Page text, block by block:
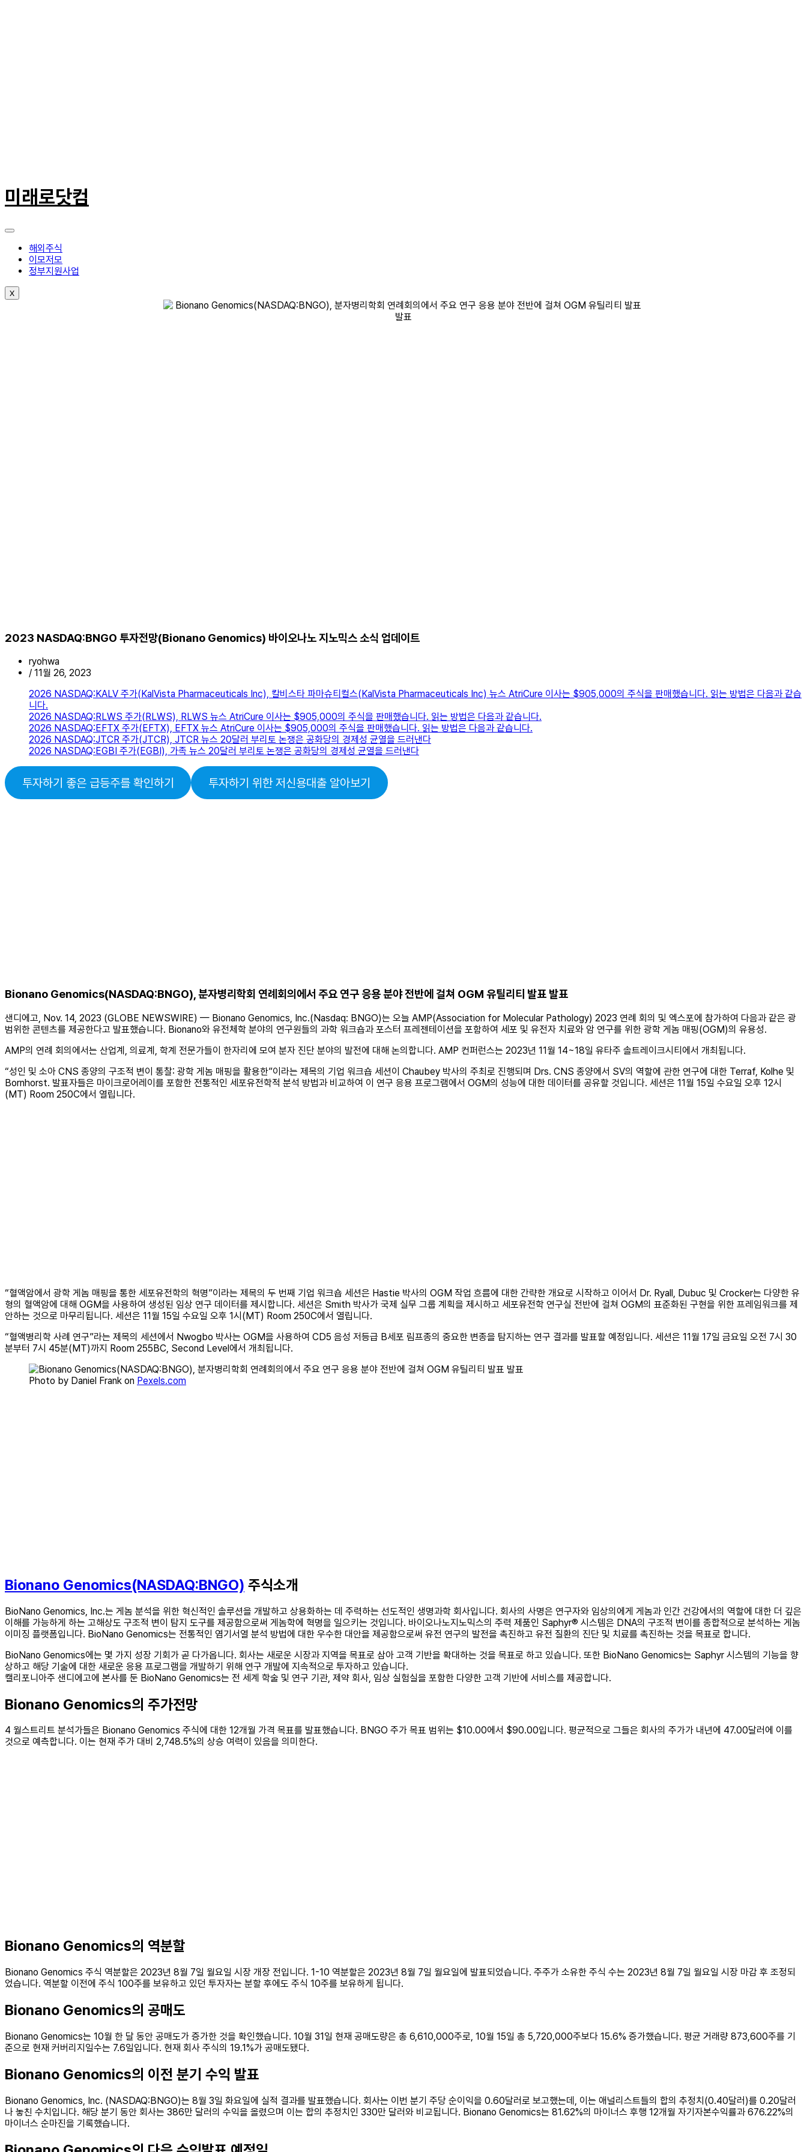
텐
츠
너
미래로닷컴
해외주식
이모저모
정부지원사업
X
2023 NASDAQ:BNGO 투자전망(Bionano Genomics) 바이오나노 지노믹스 소식 업데이트
ryohwa
/ 11월 26, 2023
2026 NASDAQ:KALV 주가(KalVista Pharmaceuticals Inc), 칼비스타 파마슈티컬스(KalVista Pharmaceuticals Inc) 뉴스 AtriCure 이사는 $905,000의 주식을 판매했습니다. 읽는 방법은 다음과 같습
니다.
2026 NASDAQ:RLWS 주가(RLWS), RLWS 뉴스 AtriCure 이사는 $905,000의 주식을 판매했습니다. 읽는 방법은 다음과 같습니다.
2026 NASDAQ:EFTX 주가(EFTX), EFTX 뉴스 AtriCure 이사는 $905,000의 주식을 판매했습니다. 읽는 방법은 다음과 같습니다.
2026 NASDAQ:JTCR 주가(JTCR), JTCR 뉴스 20달러 부리토 논쟁은 공화당의 경제성 균열을 드러낸다
2026 NASDAQ:EGBI 주가(EGBI), 가족 뉴스 20달러 부리토 논쟁은 공화당의 경제성 균열을 드러낸다
투자하기 좋은 급등주를 확인하기 투자하기 위한 저신용대출 알아보기
Bionano Genomics(NASDAQ:BNGO), 분자병리학회 연례회의에서 주요 연구 응용 분야 전반에 걸쳐 OGM 유틸리티 발표 발표
샌디에고, Nov. 14, 2023 (GLOBE NEWSWIRE) — Bionano Genomics, Inc.(Nasdaq: BNGO)는 오늘 AMP(Association for Molecular Pathology) 2023 연례 회의 및 엑스포에 참가하여 다음과 같은 광
범위한 콘텐츠를 제공한다고 발표했습니다. Bionano와 유전체학 분야의 연구원들의 과학 워크숍과 포스터 프레젠테이션을 포함하여 세포 및 유전자 치료와 암 연구를 위한 광학 게놈 매핑(OGM)의 유용성.
AMP의 연례 회의에서는 산업계, 의료계, 학계 전문가들이 한자리에 모여 분자 진단 분야의 발전에 대해 논의합니다. AMP 컨퍼런스는 2023년 11월 14~18일 유타주 솔트레이크시티에서 개최됩니다.
“성인 및 소아 CNS 종양의 구조적 변이 통찰: 광학 게놈 매핑을 활용한”이라는 제목의 기업 워크숍 세션이 Chaubey 박사의 주최로 진행되며 Drs. CNS 종양에서 SV의 역할에 관한 연구에 대한 Terraf, Kolhe 및
Bornhorst. 발표자들은 마이크로어레이를 포함한 전통적인 세포유전학적 분석 방법과 비교하여 이 연구 응용 프로그램에서 OGM의 성능에 대한 데이터를 공유할 것입니다. 세션은 11월 15일 수요일 오후 12시
(MT) Room 250C에서 열립니다.
“혈액암에서 광학 게놈 매핑을 통한 세포유전학의 혁명”이라는 제목의 두 번째 기업 워크숍 세션은 Hastie 박사의 OGM 작업 흐름에 대한 간략한 개요로 시작하고 이어서 Dr. Ryall, Dubuc 및 Crocker는 다양한 유
형의 혈액암에 대해 OGM을 사용하여 생성된 임상 연구 데이터를 제시합니다. 세션은 Smith 박사가 국제 실무 그룹 계획을 제시하고 세포유전학 연구실 전반에 걸쳐 OGM의 표준화된 구현을 위한 프레임워크를 제
안하는 것으로 마무리됩니다. 세션은 11월 15일 수요일 오후 1시(MT) Room 250C에서 열립니다.
“혈액병리학 사례 연구”라는 제목의 세션에서 Nwogbo 박사는 OGM을 사용하여 CD5 음성 저등급 B세포 림프종의 중요한 변종을 탐지하는 연구 결과를 발표할 예정입니다. 세션은 11월 17일 금요일 오전 7시 30
분부터 7시 45분(MT)까지 Room 255BC, Second Level에서 개최됩니다.
Photo by Daniel Frank on Pexels.com
Bionano Genomics(NASDAQ:BNGO) 주식소개
BioNano Genomics, Inc.는 게놈 분석을 위한 혁신적인 솔루션을 개발하고 상용화하는 데 주력하는 선도적인 생명과학 회사입니다. 회사의 사명은 연구자와 임상의에게 게놈과 인간 건강에서의 역할에 대한 더 깊은
이해를 가능하게 하는 고해상도 구조적 변이 탐지 도구를 제공함으로써 게놈학에 혁명을 일으키는 것입니다. 바이오나노지노믹스의 주력 제품인 Saphyr® 시스템은 DNA의 구조적 변이를 종합적으로 분석하는 게놈
이미징 플랫폼입니다. BioNano Genomics는 전통적인 염기서열 분석 방법에 대한 우수한 대안을 제공함으로써 유전 연구의 발전을 촉진하고 유전 질환의 진단 및 치료를 촉진하는 것을 목표로 합니다.
BioNano Genomics에는 몇 가지 성장 기회가 곧 다가옵니다. 회사는 새로운 시장과 지역을 목표로 삼아 고객 기반을 확대하는 것을 목표로 하고 있습니다. 또한 BioNano Genomics는 Saphyr 시스템의 기능을 향
상하고 해당 기술에 대한 새로운 응용 프로그램을 개발하기 위해 연구 개발에 지속적으로 투자하고 있습니다.
캘리포니아주 샌디에고에 본사를 둔 BioNano Genomics는 전 세계 학술 및 연구 기관, 제약 회사, 임상 실험실을 포함한 다양한 고객 기반에 서비스를 제공합니다.
Bionano Genomics의 주가전망
4 월스트리트 분석가들은 Bionano Genomics 주식에 대한 12개월 가격 목표를 발표했습니다. BNGO 주가 목표 범위는 $10.00에서 $90.00입니다. 평균적으로 그들은 회사의 주가가 내년에 47.00달러에 이를
것으로 예측합니다. 이는 현재 주가 대비 2,748.5%의 상승 여력이 있음을 의미한다.
Bionano Genomics의 역분할
Bionano Genomics 주식 역분할은 2023년 8월 7일 월요일 시장 개장 전입니다. 1-10 역분할은 2023년 8월 7일 월요일에 발표되었습니다. 주주가 소유한 주식 수는 2023년 8월 7일 월요일 시장 마감 후 조정되
었습니다. 역분할 이전에 주식 100주를 보유하고 있던 투자자는 분할 후에도 주식 10주를 보유하게 됩니다.
Bionano Genomics의 공매도
Bionano Genomics는 10월 한 달 동안 공매도가 증가한 것을 확인했습니다. 10월 31일 현재 공매도량은 총 6,610,000주로, 10월 15일 총 5,720,000주보다 15.6% 증가했습니다. 평균 거래량 873,600주를 기
준으로 현재 커버리지일수는 7.6일입니다. 현재 회사 주식의 19.1%가 공매도됐다.
Bionano Genomics의 이전 분기 수익 발표
Bionano Genomics, Inc. (NASDAQ:BNGO)는 8월 3일 화요일에 실적 결과를 발표했습니다. 회사는 이번 분기 주당 순이익을 0.60달러로 보고했는데, 이는 애널리스트들의 합의 추정치(0.40달러)를 0.20달러
나 놓친 수치입니다. 해당 분기 동안 회사는 386만 달러의 수익을 올렸으며 이는 합의 추정치인 330만 달러와 비교됩니다. Bionano Genomics는 81.62%의 마이너스 후행 12개월 자기자본수익률과 676.22%의
마이너스 순마진을 기록했습니다.